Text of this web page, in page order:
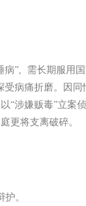
病”, 需长期服用
受病痛折磨。因
“涉嫌贩毒”立案
更将支离破碎。
。